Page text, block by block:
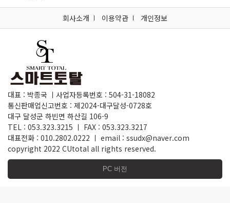
회사소개 이용약관 개인정보
대표 : 박종국 ㅣ사업자등록번호 : 504-31-18082
통신판매업신고번호 : 제2024-대구달성-0728호
대구 달성군 하빈면 하산길 106-9
TEL : 053.323.3215 ㅣ FAX : 053.323.3217
대표전화 : 010.2802.0222 ㅣ email : ssudx@naver.com
copyright 2022 CUtotal all rights reserved.
PC 버전